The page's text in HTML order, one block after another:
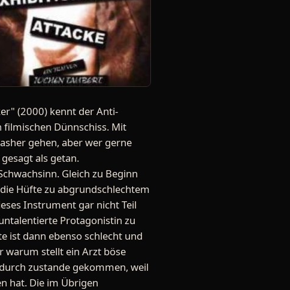
(2000) kennt der Anti-
filmischen Dünnschiss. Mit
gehen, aber wer gerne
als getan.
Gleich zu Beginn
Hüfte zu abgrundschlechtem
Instrument gar nicht Teil
Protagonistin zu
ist dann ebenso schlecht und
warum stellt ein Arzt böse
zustande gekommen, weil
hat. Die im Übrigen